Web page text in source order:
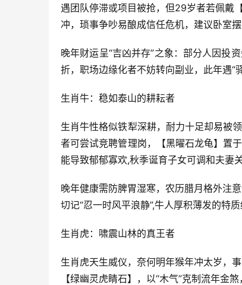
遇团队停滞或项目被抢，但29岁者若佩戴
冲，琐事争吵易酿成信任危机，建议卧室
晚年财运呈“吉凶并存”之象：部分人因投
折，职场边缘化者不妨转向副业，此年遇“
生肖牛：稳如泰山的耕耘者
生肖牛性格似铁犁深耕，耐力十足却易被
者可尝试竞聘管理岗，【黑曜石龙龟】置
能导致郁郁寡欢,秋季诞育子女可调和夫妻关
晚年健康需防脾胃湿寒，农历腊月格外注
切记“忍一时风平浪静”,牛人厚积薄发的特质
生肖虎：啸震山林的真王者
生肖虎天生威仪，奈何明年猴年冲太岁，
【绿幽灵虎睛石】，以“木气”克制流年金